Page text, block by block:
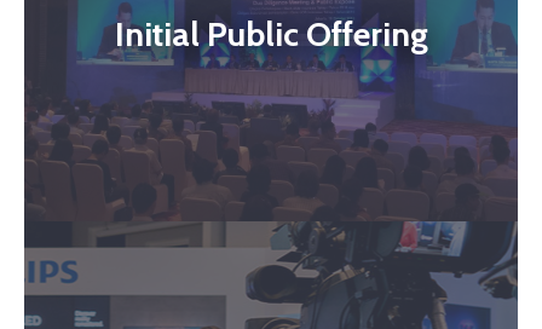
Initial Public Offering